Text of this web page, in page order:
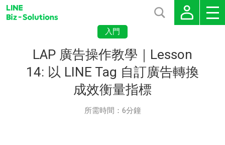
入門
LAP 廣告操作教學｜Lesson
14: 以 LINE Tag 自訂廣告轉換
成效衡量指標
所需時間：6分鐘